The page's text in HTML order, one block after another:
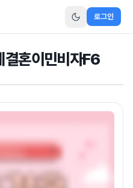
로그인
결혼이민비자F6